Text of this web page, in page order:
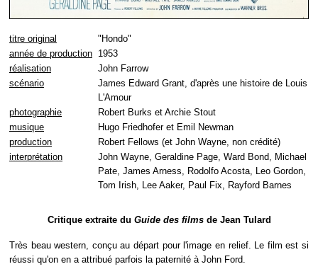
titre original
"Hondo"
année de production 1953
réalisation
John Farrow
scénario
James Edward Grant, d'après une histoire de Louis
L'Amour
photographie
Robert Burks et Archie Stout
musique
Hugo Friedhofer et Emil Newman
production
Robert Fellows (et John Wayne, non crédité)
interprétation
John Wayne, Geraldine Page, Ward Bond, Michael
Pate, James Arness, Rodolfo Acosta, Leo Gordon,
Tom Irish, Lee Aaker, Paul Fix, Rayford Barnes
Critique extraite du Guide des filmsde Jean Tulard
Très beau western, conçu au départ pour l'image en relief. Le film est si
réussi qu'on en a attribué parfois la paternité à John Ford.